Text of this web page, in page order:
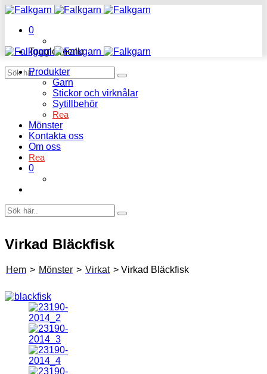
0
Toggle menu
Produkter
Garn
Stickor och virknålar
Sytillbehör
Rea
Mönster
Kontakta oss
Om oss
Rea
0
Virkad Bläckfisk
Hem > Mönster > Virkat > Virkad Bläckfisk